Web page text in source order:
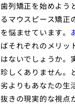
歯列矯正を始めよう
るマウスピース矯正
を悩ませています。
ばそれぞれのメリッ
はないでしょうか。
珍しくありません。
劣よりもあなたの生
抜きの現実的な視点